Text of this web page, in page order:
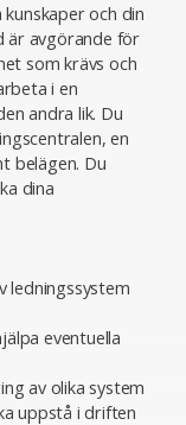
och din
avgörande för
som krävs och
i en
andra lik. Du
en
belägen. Du
dina
ledningssystem
eventuella
av olika system
uppstå i driften